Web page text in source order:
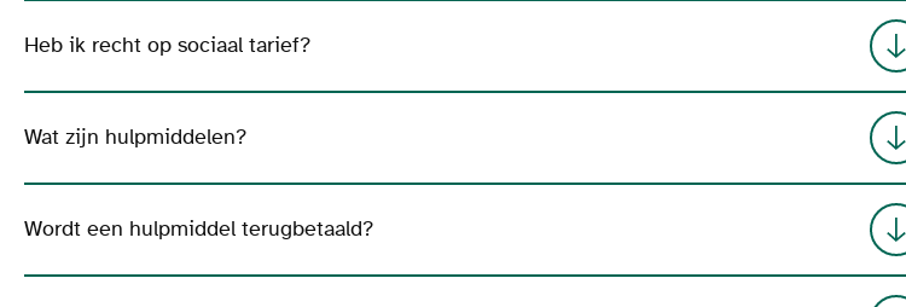
Heb ik recht op sociaal tarief?
Wat zijn hulpmiddelen?
Wordt een hulpmiddel terugbetaald?